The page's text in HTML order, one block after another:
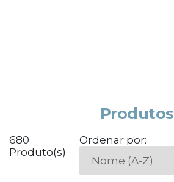
Produtos
680
Produto(s)
Ordenar por: